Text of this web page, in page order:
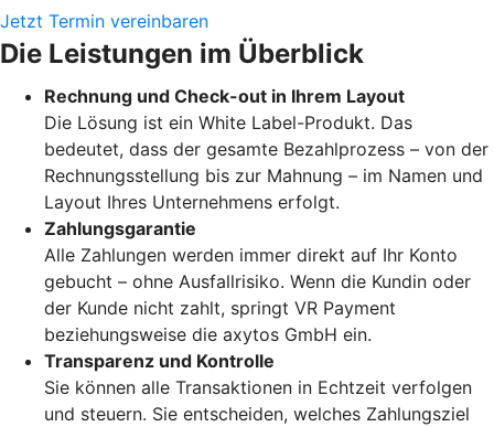
Jetzt Termin vereinbaren
Die Leistungen im Überblick
Rechnung und Check-out in Ihrem Layout
Die Lösung ist ein White Label-Produkt. Das
bedeutet, dass der gesamte Bezahlprozess – von der
Rechnungsstellung bis zur Mahnung – im Namen und
Layout Ihres Unternehmens erfolgt.
Zahlungsgarantie
Alle Zahlungen werden immer direkt auf Ihr Konto
gebucht – ohne Ausfallrisiko. Wenn die Kundin oder
der Kunde nicht zahlt, springt VR Payment
beziehungsweise die axytos GmbH ein.
Transparenz und Kontrolle
Sie können alle Transaktionen in Echtzeit verfolgen
und steuern. Sie entscheiden, welches Zahlungsziel